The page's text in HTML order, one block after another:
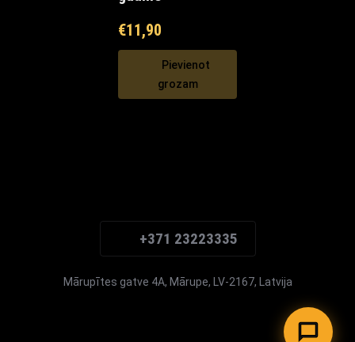
€11,90
Pievienot
grozam
+371 23223335
Mārupītes gatve 4A, Mārupe, LV-2167, Latvija
Maxi Mārupe Asistents